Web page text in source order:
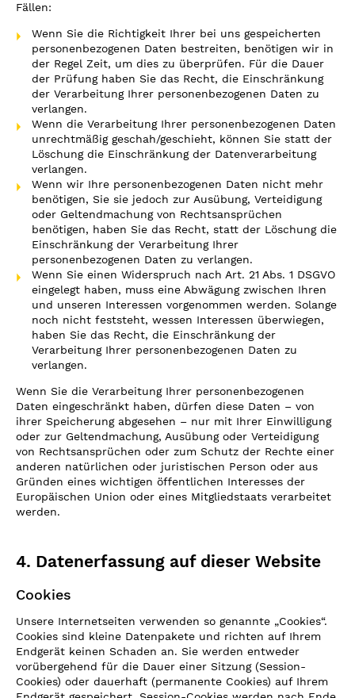
Fällen:
Wenn Sie die Richtigkeit Ihrer bei uns gespeicherten
personenbezogenen Daten bestreiten, benötigen wir in
der Regel Zeit, um dies zu überprüfen. Für die Dauer
der Prüfung haben Sie das Recht, die Einschränkung
der Verarbeitung Ihrer personenbezogenen Daten zu
verlangen.
Wenn die Verarbeitung Ihrer personenbezogenen Daten
unrechtmäßig geschah/geschieht, können Sie statt der
Löschung die Einschränkung der Datenverarbeitung
verlangen.
Wenn wir Ihre personenbezogenen Daten nicht mehr
benötigen, Sie sie jedoch zur Ausübung, Verteidigung
oder Geltendmachung von Rechtsansprüchen
benötigen, haben Sie das Recht, statt der Löschung die
Einschränkung der Verarbeitung Ihrer
personenbezogenen Daten zu verlangen.
Wenn Sie einen Widerspruch nach Art. 21 Abs. 1 DSGVO
eingelegt haben, muss eine Abwägung zwischen Ihren
und unseren Interessen vorgenommen werden. Solange
noch nicht feststeht, wessen Interessen überwiegen,
haben Sie das Recht, die Einschränkung der
Verarbeitung Ihrer personenbezogenen Daten zu
verlangen.
Wenn Sie die Verarbeitung Ihrer personenbezogenen
Daten eingeschränkt haben, dürfen diese Daten – von
ihrer Speicherung abgesehen – nur mit Ihrer Einwilligung
oder zur Geltendmachung, Ausübung oder Verteidigung
von Rechtsansprüchen oder zum Schutz der Rechte einer
anderen natürlichen oder juristischen Person oder aus
Gründen eines wichtigen öffentlichen Interesses der
Europäischen Union oder eines Mitgliedstaats verarbeitet
werden.
4. Datenerfassung auf dieser Website
Cookies
Unsere Internetseiten verwenden so genannte „Cookies“.
Cookies sind kleine Datenpakete und richten auf Ihrem
Endgerät keinen Schaden an. Sie werden entweder
vorübergehend für die Dauer einer Sitzung (Session-
Cookies) oder dauerhaft (permanente Cookies) auf Ihrem